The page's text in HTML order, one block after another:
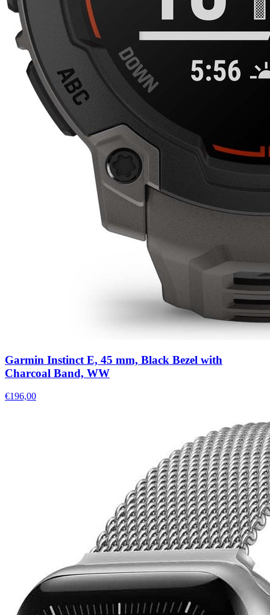
Garmin Instinct E, 45 mm, Black Bezel with
Charcoal Band, WW
€196,00